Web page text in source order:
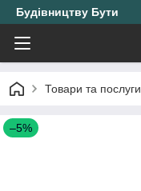
Будівництву Бути
Товари та послуги
–5%